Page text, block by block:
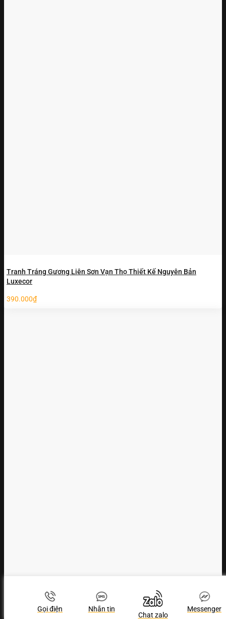
Tranh Tráng Gương Liên Sơn Vạn Thọ Thiết Kế Nguyên Bản
Luxecor
390.000₫
Gọi điện Nhắn tin
Chat zalo
Messenger